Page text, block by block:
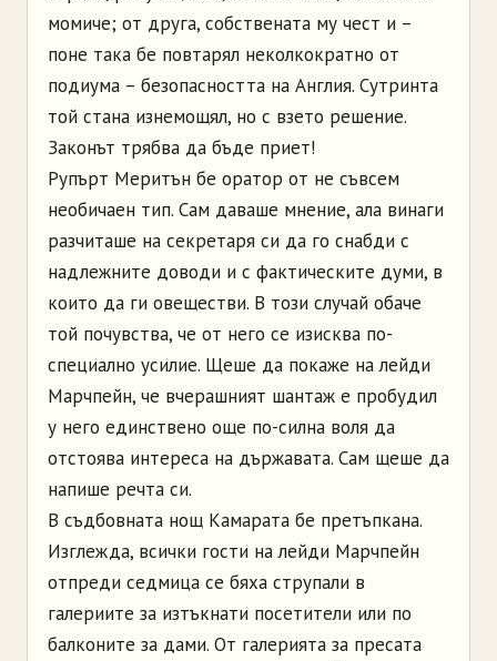
момиче; от друга, собствената му чест и –
поне така бе повтарял неколкократно от
подиума – безопасността на Англия. Сутринта
той стана изнемощял, но с взето решение.
Законът трябва да бъде приет!
Рупърт Меритън бе оратор от не съвсем
необичаен тип. Сам даваше мнение, ала винаги
разчиташе на секретаря си да го снабди с
надлежните доводи и с фактическите думи, в
които да ги овеществи. В този случай обаче
той почувства, че от него се изисква по-
специално усилие. Щеше да покаже на лейди
Марчпейн, че вчерашният шантаж е пробудил
у него единствено още по-силна воля да
отстоява интереса на държавата. Сам щеше да
напише речта си.
В съдбовната нощ Камарата бе претъпкана.
Изглежда, всички гости на лейди Марчпейн
отпреди седмица се бяха струпали в
галериите за изтъкнати посетители или по
балконите за дами. От галерията за пресата